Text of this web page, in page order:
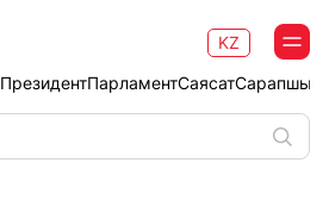
ПрезидентПарламентСаясат
KZ